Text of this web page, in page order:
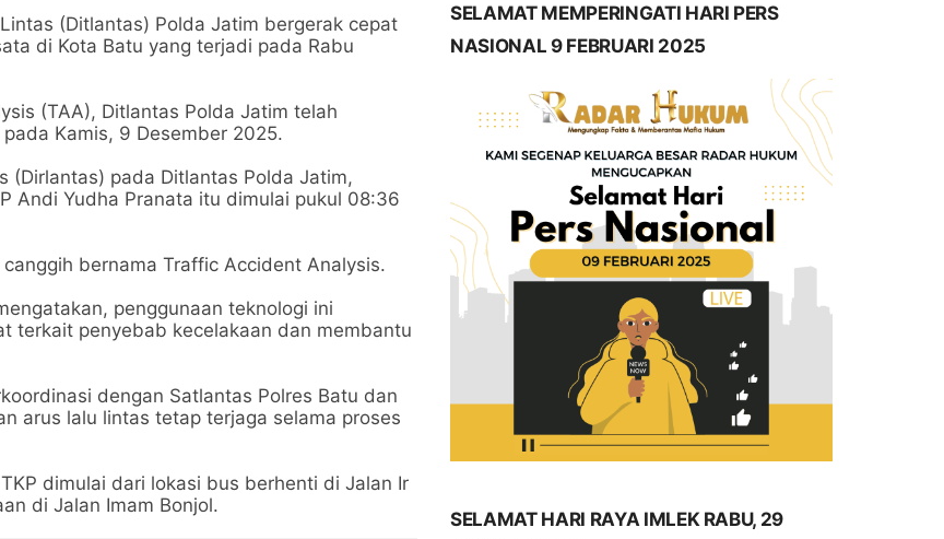
(Ditlantas) Polda Jatim bergerak cepat
di Kota Batu yang terjadi pada Rabu
(TAA), Ditlantas Polda Jatim telah
Kamis, 9 Desember 2025.
(Dirlantas) pada Ditlantas Polda Jatim,
Andi Yudha Pranata itu dimulai pukul 08:36
bernama Traffic Accident Analysis.
penggunaan teknologi ini
terkait penyebab kecelakaan dan membantu
dengan Satlantas Polres Batu dan
arus lalu lintas tetap terjaga selama proses
dimulai dari lokasi bus berhenti di Jalan Ir
di Jalan Imam Bonjol.
SELAMAT MEMPERINGATI HARI PERS
NASIONAL 9 FEBRUARI 2025
SELAMAT HARI RAYA IMLEK RABU, 29